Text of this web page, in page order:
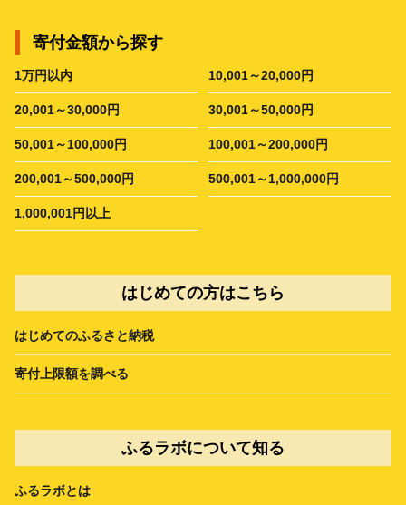
寄付金額から探す
1万円以内 10,001～20,000円
20,001～30,000円 30,001～50,000円
50,001～100,000円 100,001～200,000円
200,001～500,000円 500,001～1,000,000円
1,000,001円以上
はじめての方はこちら
はじめてのふるさと納税
寄付上限額を調べる
ふるラボについて知る
ふるラボとは